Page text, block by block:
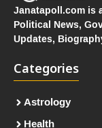
Janatapoll.com is
Political News,
Updates,
Categories
Astrology
Health